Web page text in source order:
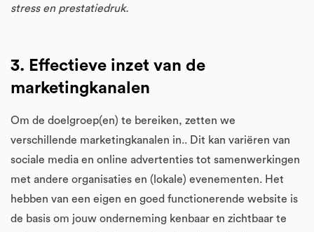
stress en prestatiedruk.
3. Effectieve inzet van de
marketingkanalen
Om de doelgroep(en) te bereiken, zetten we
verschillende marketingkanalen in.. Dit kan variëren van
sociale media en online advertenties tot samenwerkingen
met andere organisaties en (lokale) evenementen. Het
hebben van een eigen en goed functionerende website is
de basis om jouw onderneming kenbaar en zichtbaar te